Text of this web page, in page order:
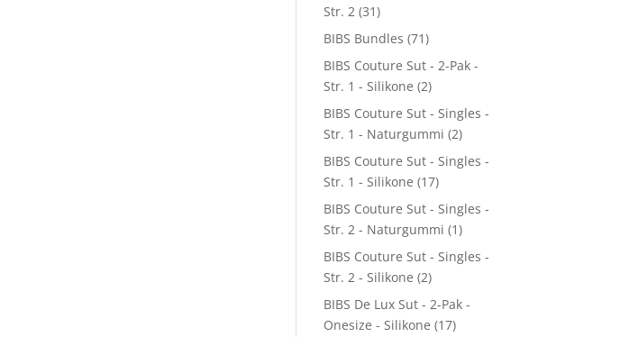
Str. 2 (31)
BIBS Bundles (71)
BIBS Couture Sut - 2-Pak -
Str. 1 - Silikone (2)
BIBS Couture Sut - Singles -
Str. 1 - Naturgummi (2)
BIBS Couture Sut - Singles -
Str. 1 - Silikone (17)
BIBS Couture Sut - Singles -
Str. 2 - Naturgummi (1)
BIBS Couture Sut - Singles -
Str. 2 - Silikone (2)
BIBS De Lux Sut - 2-Pak -
Onesize - Silikone (17)